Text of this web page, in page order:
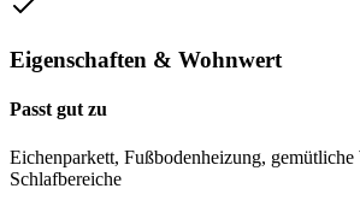
Eigenschaften & Wohnwert
Passt gut zu
Eichenparkett, Fußbodenheizung, gemütliche
Schlafbereiche